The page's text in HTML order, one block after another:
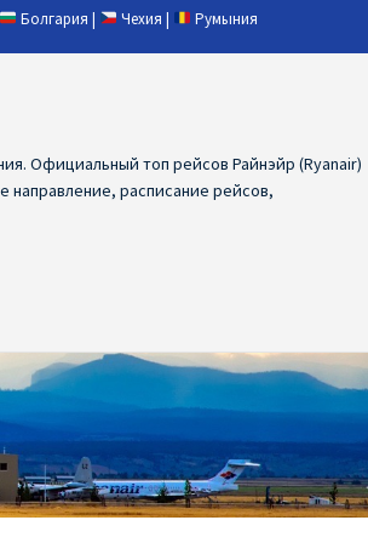
Болгария | Чехия | Румыния
Официальный топ рейсов Райнэйр (Ryanair)
расписание рейсов,
Ryanair дешевые авиабилеты
из ЛаппеенрантыRyanair из Лондона
ПРАГА, ОСТРАВА, ПАРДУБИЦЕ, БРНО